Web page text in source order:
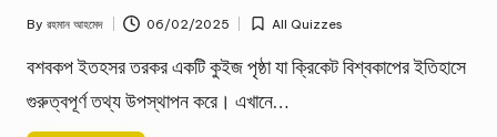
Posted
By রহমান আহমেদ 06/02/2025
Posted
All Quizzes
বশবকপ ইতহসর তরকর একটি কুইজ পৃষ্ঠা যা ক্রিকেট বিশ্বকাপের ইতিহাসে
গুরুত্বপূর্ণ তথ্য উপস্থাপন করে। এখানে…